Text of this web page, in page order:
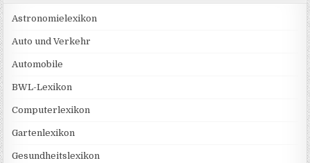
Astronomielexikon
Auto und Verkehr
Automobile
BWL-Lexikon
Computerlexikon
Gartenlexikon
Gesundheitslexikon